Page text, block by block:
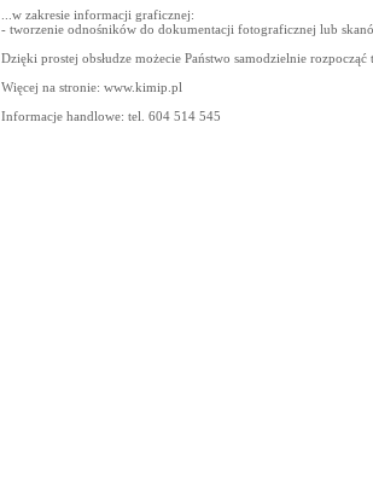
...w zakresie informacji graficznej:
- tworzenie odnośników do dokumentacji fotograficznej lub
Dzięki prostej obsłudze możecie Państwo samodzielnie
Więcej na stronie: www.kimip.pl
Informacje handlowe: tel. 604 514 545